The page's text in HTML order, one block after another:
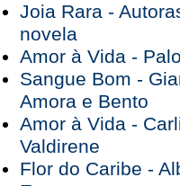
Joia Rara -
novela
Amor à Vida -
Sangue Bom -
Amora e Bento
Amor à Vida -
Valdirene
Flor do Caribe -